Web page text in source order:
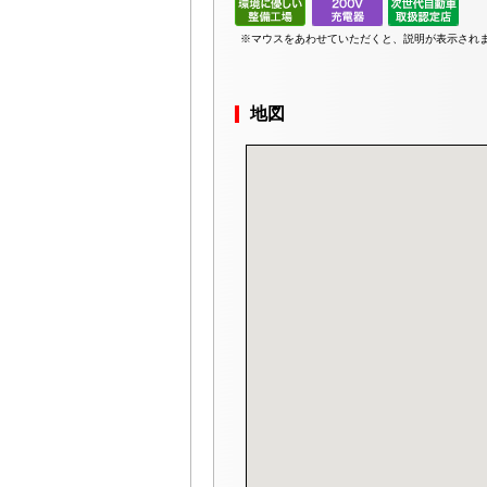
※マウスをあわせていただくと、説明が表示され
地図